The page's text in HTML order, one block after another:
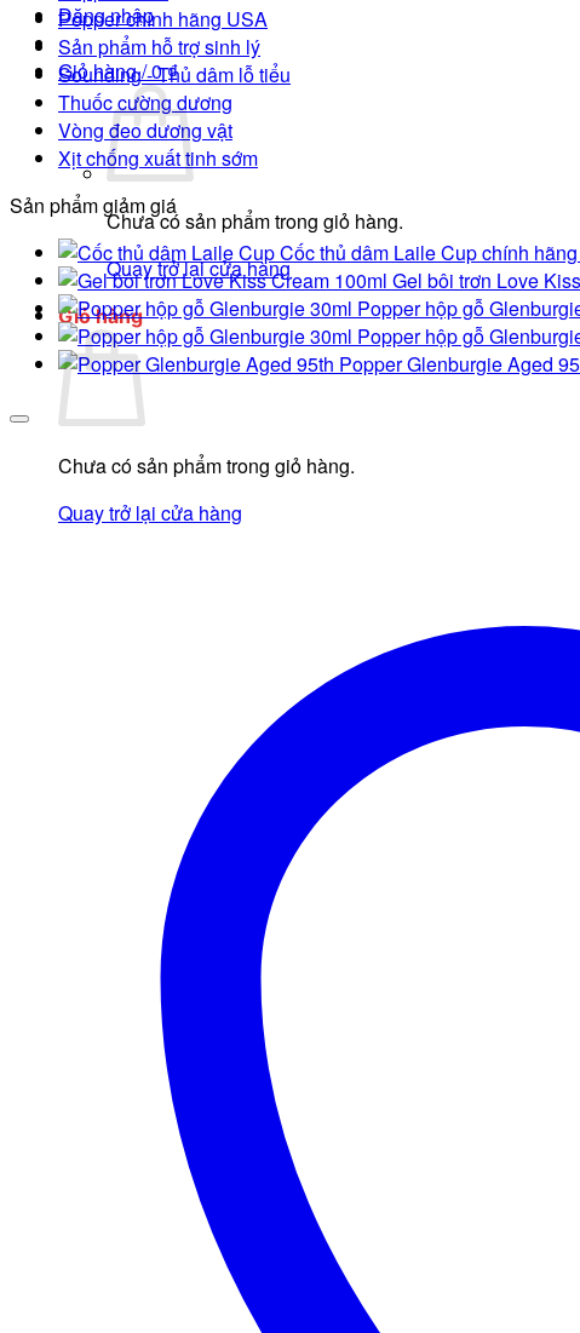
Đăng nhập
Giỏ hàng /0₫
Chưa có sản phẩm trong giỏ hàng.
Quay trở lại cửa hàng
Giỏ hàng
Chưa có sản phẩm trong giỏ hàng.
Quay trở lại cửa hàng
Popper chính hãng USA
Sản phẩm hỗ trợ sinh lý
Sounding - Thủ dâm lỗ tiểu
Thuốc cường dương
Vòng đeo dương vật
Xịt chống xuất tinh sớm
Sản phẩm giảm giá
Cốc thủ dâm Laile Cup chính
Gel bôi trơn Love
Popper hộp gỗ
Popper hộp gỗ
Popper Glenburgie Aged